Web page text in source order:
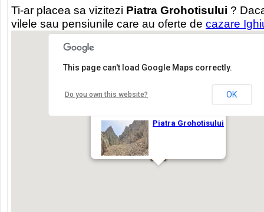
Ti-ar placea sa vizitezi Piatra Grohotisului ?
vilele sau pensiunile care au oferte de cazare